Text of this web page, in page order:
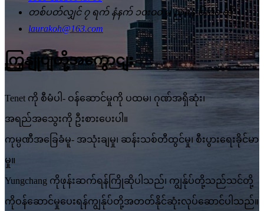
တစ်ပတ်လျှင် ၇ ရက် နံနက် ၁၀း၀၀ မှ ညနေ ၆း၀၀ ထိ
laurakoh@163.com
ကြှနျုပျတို့အကွောငျး
Tenet ကို စီမံပါ- ဝန်ဆောင်မှုကို ပထမ၊ ဂုဏ်အရှိဆုံး၊
အရည်အသွေးကို ဦးစားပေးပါ။
ကုမ္ပဏီအခြေခံမူ- အသုံးချမှု၊ ဆန်းသစ်တီထွင်မှု၊ စီးပွားရေးခိုင်မာ
မှု။
Yungchang ကိုဖုန်းဆက်ရန်ကြိုဆိုပါသည်၊ ကျွန်ုပ်တို့သည်သင်တို့
ကိုဝန်ဆောင်မှုပေးရန်ကျွန်ုပ်တို့အတတ်နိုင်ဆုံးလုပ်ဆောင်ပါသည်။